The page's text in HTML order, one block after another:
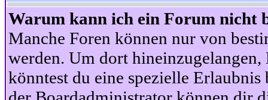
Warum kann ich ein Forum nicht
Manche Foren können nur von
werden. Um dort hineinzugelangen,
könntest du eine spezielle